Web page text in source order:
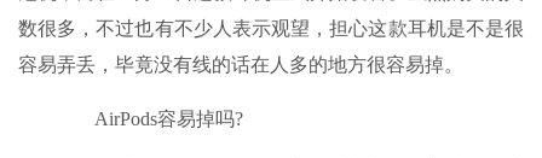
数很多，不过也有不少人表示观望，担心这款耳机是不是很
容易弄丢，毕竟没有线的话在人多的地方很容易掉。
AirPods容易掉吗?